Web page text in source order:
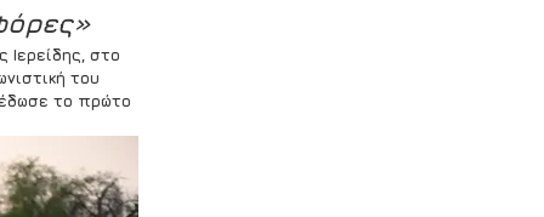
στο
του
το πρώτο